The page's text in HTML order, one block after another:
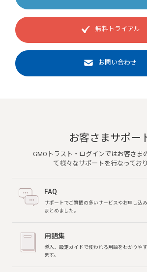
無料トライアル
お問い合わせ
お客さまサポー
GMOトラスト・ログインではお客さま
て様々なサポートを行なっており
FAQ
サポートでご質問の多いサービスやお申し込
まとめました。
用語集
導入、設定ガイドで使われる用語をわかりや
ます。